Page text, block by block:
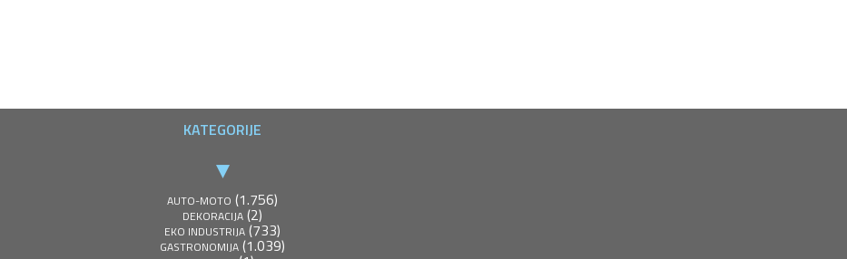
KATEGORIJE
AUTO-MOTO (1.756)
DEKORACIJA(2)
EKO INDUSTRIJA(733)
GASTRONOMIJA(1.039)